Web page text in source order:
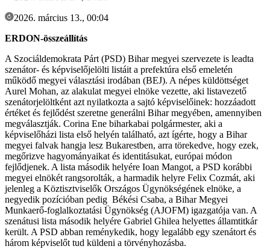
2026. március 13., 00:04
ERDON-összeállítás
A Szociáldemokrata Párt (PSD) Bihar megyei szervezete is leadta
szenátor- és képviselőjelölti listáit a prefektúra első emeletén
működő megyei választási irodában (BEJ). A népes küldöttséget
Aurel Mohan, az alakulat megyei elnöke vezette, aki listavezető
szenátorjelöltként azt nyilatkozta a sajtó képviselőinek: hozzáadott
értéket és fejlődést szeretne generálni Bihar megyében, amennyiben
megválasztják. Corina Ene biharkabai polgármester, aki a
képviselőházi lista első helyén található, azt ígérte, hogy a Bihar
megyei falvak hangja lesz Bukarestben, arra törekedve, hogy ezek,
megőrizve hagyományaikat és identitásukat, európai módon
fejlődjenek. A lista második helyére Ioan Mangot, a PSD korábbi
megyei elnökét rangsorolták, a harmadik helyre Felix Cozmát, aki
jelenleg a Köztisztviselők Országos Ügynökségének elnöke, a
negyedik pozícióban pedig Békési Csaba, a Bihar Megyei
Munkaerő-foglalkoztatási Ügynökség (AJOFM) igazgatója van. A
szenátusi lista második helyére Gabriel Ghilea helyettes államtitkár
került. A PSD abban reménykedik, hogy legalább egy szenátort és
három képviselőt tud küldeni a törvényhozásba.